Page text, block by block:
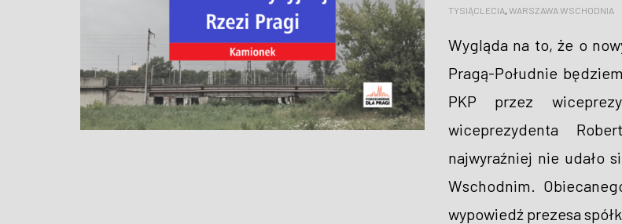
TYSIĄCLECIA, WARSZAWA WSCHODNIA
Wygląda na to, że o
Pragą-Południe
PKP przez
wiceprezydenta
najwyraźniej nie udało
Wschodnim.
wypowiedź prezesa